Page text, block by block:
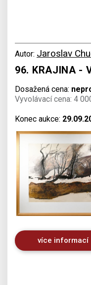
Autor: Jaroslav
96. KRAJINA -
Dosažená cena:
Vyvolávací cena: 4
Konec aukce:
více informací